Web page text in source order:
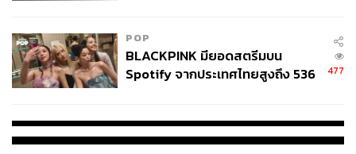
POP
BLACKPINK มียอดสตรีมบน
Spotify จากประเทศไทยสูงถึง 536
477